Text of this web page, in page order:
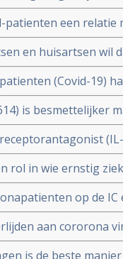
infecties. Blijkt
patienten een relatie
heel veel
en huisartsen wil
te vragen
die nu geldt.
(Covid-19)
(63%), koude
(57%)
is besmettelijker
in USA. En
zodra deze kruisen.
beademing
release-
rol in wie ernstig
nieuwe studies
op de
Ook elders is
aan cororona
beademing liggen.
is de beste